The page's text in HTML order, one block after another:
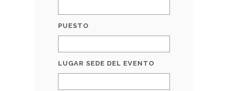
PUESTO
LUGAR SEDE DEL EVENTO